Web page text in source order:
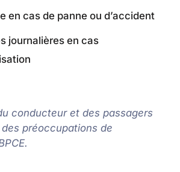
en cas de panne ou d’accident
journalières en cas
conducteur et des passagers
préoccupations de